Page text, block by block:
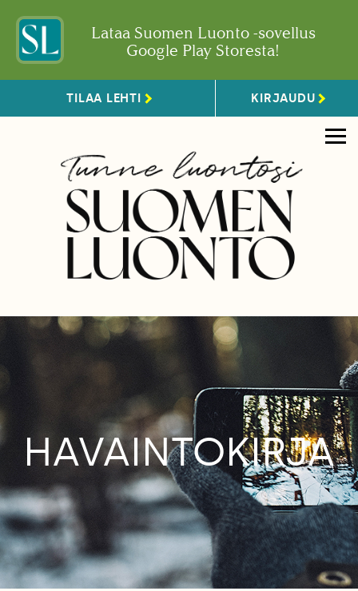
Lataa Suomen Luonto -sovellus
Google Play Storesta!
TILAA LEHTI KIRJAUDU
HAVAINTOKIRJA